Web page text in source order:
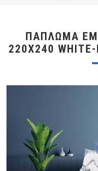
ΠΆΠΛΩΜΑ
220X240